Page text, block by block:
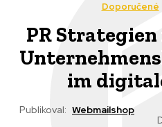
Doporučené
PR
im
Publikoval: Webmailshop